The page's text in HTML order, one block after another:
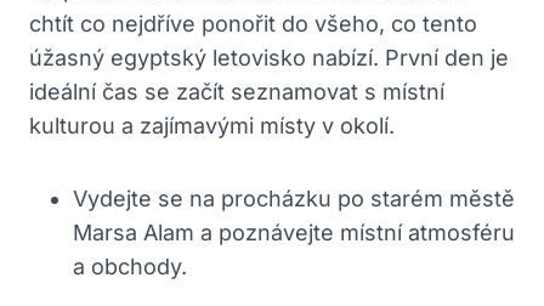
chtít co nejdříve ponořit do všeho, co tento
úžasný egyptský letovisko nabízí. První den je
ideální čas se začít seznamovat s místní
kulturou a zajímavými místy v okolí.
Vydejte se na procházku po starém městě
Marsa Alam a poznávejte místní atmosféru
a obchody.